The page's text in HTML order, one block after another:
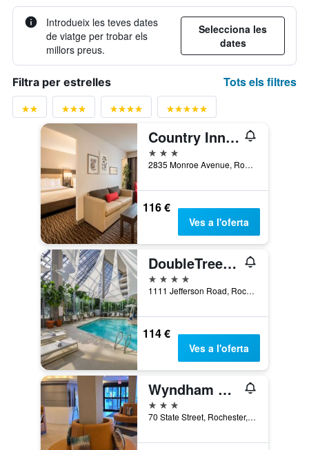
Introdueix les teves dates
de viatge per trobar els
millors preus.
Selecciona les
dates
Filtra per estrelles Tots els filtres
Country Inn & Suites Rochester-Pittsford
3 estrelles
2835 Monroe Avenue, Rochester, NY, Estats Units
116 €
Ves a l'oferta
DoubleTree by Hilton Hotel Rochester
4 estrelles
1111 Jefferson Road, Rochester, NY, Estats Units
114 €
Ves a l'oferta
Wyndham Rochester Downtown
3 estrelles
70 State Street, Rochester, NY, Estats Units